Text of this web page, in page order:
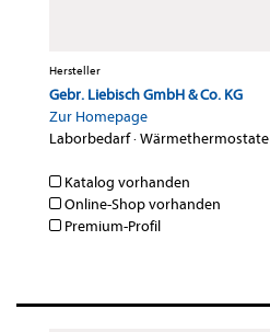
Hersteller
Gebr. Liebisch GmbH & Co. KG
Zur Homepage
Laborbedarf·Wärmethermostate
Katalog vorhanden
Online-Shop vorhanden
Premium-Profil